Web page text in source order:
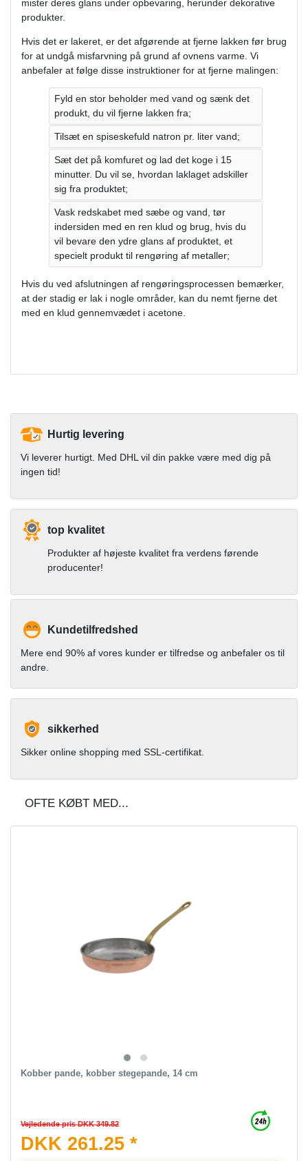
mister deres glans under opbevaring, herunder dekorative
produkter.
Hvis det er lakeret, er det afgørende at fjerne lakken før brug
for at undgå misfarvning på grund af ovnens varme. Vi
anbefaler at følge disse instruktioner for at fjerne malingen:
Fyld en stor beholder med vand og sænk det
produkt, du vil fjerne lakken fra;
Tilsæt en spiseskefuld natron pr. liter vand;
Sæt det på komfuret og lad det koge i 15
minutter. Du vil se, hvordan laklaget adskiller
sig fra produktet;
Vask redskabet med sæbe og vand, tør
indersiden med en ren klud og brug, hvis du
vil bevare den ydre glans af produktet, et
specielt produkt til rengøring af metaller;
Hvis du ved afslutningen af rengøringsprocessen bemærker,
at der stadig er lak i nogle områder, kan du nemt fjerne det
med en klud gennemvædet i acetone.
Hurtig levering
Vi leverer hurtigt. Med DHL vil din pakke være med dig på
ingen tid!
top kvalitet
Produkter af højeste kvalitet fra verdens førende
producenter!
Kundetilfredshed
Mere end 90% af vores kunder er tilfredse og anbefaler os til
andre.
sikkerhed
Sikker online shopping med SSL-certifikat.
OFTE KØBT MED...
Kobber pande, kobber stegepande, 14 cm
Vejledende pris DKK 349.82
DKK 261.25 *